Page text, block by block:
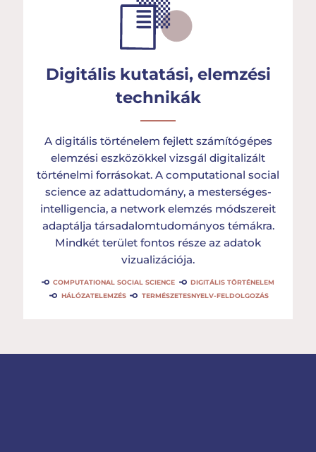
Digitális kutatási, elemzési
technikák
A digitális történelem fejlett számítógépes
elemzési eszközökkel vizsgál digitalizált
történelmi forrásokat. A computational social
science az adattudomány, a mesterséges-
intelligencia, a network elemzés módszereit
adaptálja társadalomtudományos témákra.
Mindkét terület fontos része az adatok
vizualizációja.
COMPUTATIONAL SOCIAL SCIENCE
DIGITÁLIS TÖRTÉNELEM
HÁLÓZATELEMZÉS
TERMÉSZETESNYELV-FELDOLGOZÁS